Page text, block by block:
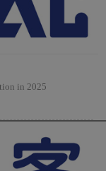
in 2025